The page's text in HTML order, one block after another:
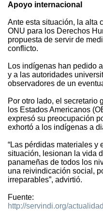
Apoyo internacional
Ante esta situación, la alta
ONU para los Derechos
propuesta de servir de
conflicto.
Los indígenas han pedido
y a las autoridades
observadores de un
Por otro lado, el secretario
los Estados Americanos
expresó su preocupación
exhortó a los indígenas a
“Las pérdidas materiales y
situación, lesionan la vida
panameñas de todos los
una reivindicación social,
irreparables”, advirtió.
Fuente:
http://servindi.org/